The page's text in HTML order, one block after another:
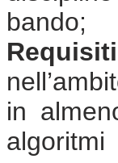
bando;
in
algoritmi